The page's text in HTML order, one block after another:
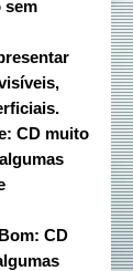
sem
CD muito
CD